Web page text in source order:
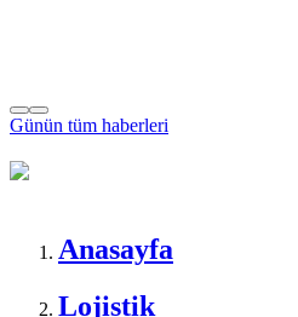
Günün tüm haberleri
Anasayfa
Lojistik